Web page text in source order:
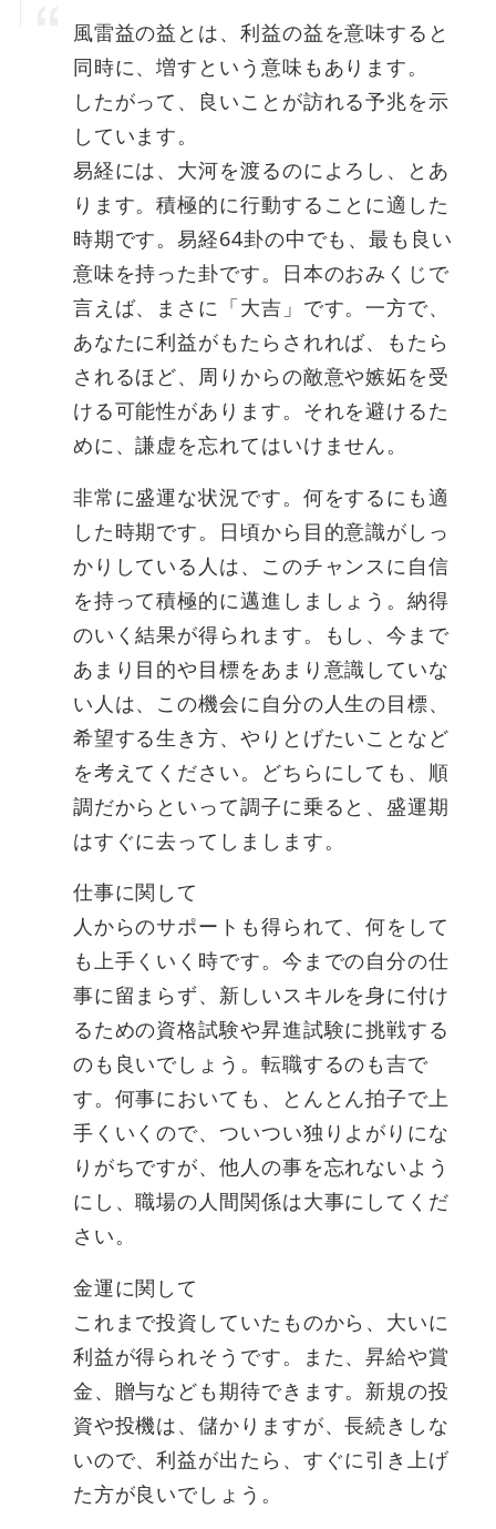
風雷益の益とは、利益の益を意味すると
同時に、増すという意味もあります。
したがって、良いことが訪れる予兆を示
しています。
易経には、大河を渡るのによろし、とあ
ります。積極的に行動することに適した
時期です。易経64卦の中でも、最も良い
意味を持った卦です。日本のおみくじで
言えば、まさに「大吉」です。一方で、
あなたに利益がもたらされれば、もたら
されるほど、周りからの敵意や嫉妬を受
ける可能性があります。それを避けるた
めに、謙虚を忘れてはいけません。
非常に盛運な状況です。何をするにも適
した時期です。日頃から目的意識がしっ
かりしている人は、このチャンスに自信
を持って積極的に邁進しましょう。納得
のいく結果が得られます。もし、今まで
あまり目的や目標をあまり意識していな
い人は、この機会に自分の人生の目標、
希望する生き方、やりとげたいことなど
を考えてください。どちらにしても、順
調だからといって調子に乗ると、盛運期
はすぐに去ってしまします。
仕事に関して
人からのサポートも得られて、何をして
も上手くいく時です。今までの自分の仕
事に留まらず、新しいスキルを身に付け
るための資格試験や昇進試験に挑戦する
のも良いでしょう。転職するのも吉で
す。何事においても、とんとん拍子で上
手くいくので、ついつい独りよがりにな
りがちですが、他人の事を忘れないよう
にし、職場の人間関係は大事にしてくだ
さい。
金運に関して
これまで投資していたものから、大いに
利益が得られそうです。また、昇給や賞
金、贈与なども期待できます。新規の投
資や投機は、儲かりますが、長続きしな
いので、利益が出たら、すぐに引き上げ
た方が良いでしょう。